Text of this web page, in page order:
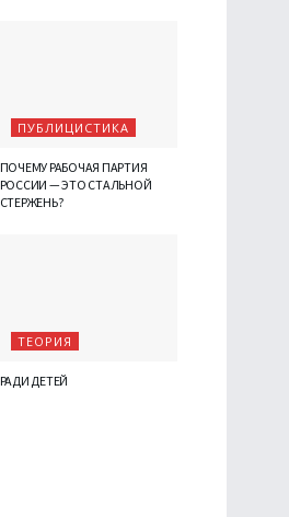
ПУБЛИЦИСТИКА
ПОЧЕМУ РАБОЧАЯ ПАРТИЯ
РОССИИ — ЭТО СТАЛЬНОЙ
СТЕРЖЕНЬ?
ТЕОРИЯ
РАДИ ДЕТЕЙ